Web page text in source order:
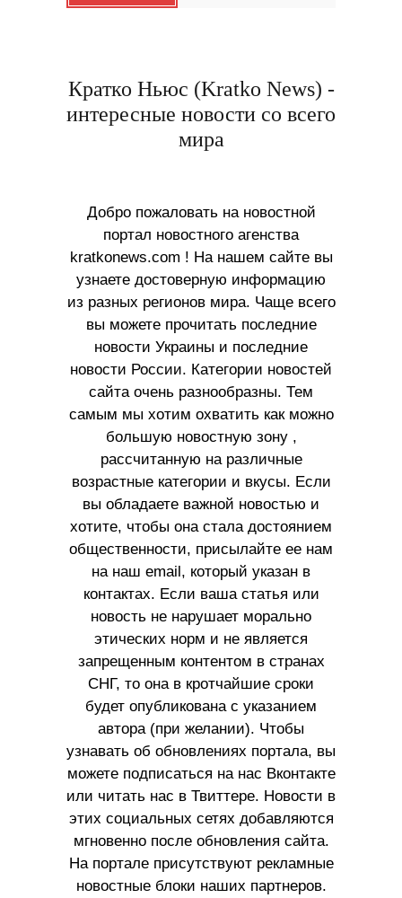
Кратко Ньюс (Kratko News) -
интересные новости со всего
мира
Добро пожаловать на новостной
портал новостного агенства
kratkonews.com ! На нашем сайте вы
узнаете достоверную информацию
из разных регионов мира. Чаще всего
вы можете прочитать последние
новости Украины и последние
новости России. Категории новостей
сайта очень разнообразны. Тем
самым мы хотим охватить как можно
большую новостную зону ,
рассчитанную на различные
возрастные категории и вкусы. Если
вы обладаете важной новостью и
хотите, чтобы она стала достоянием
общественности, присылайте ее нам
на наш email, который указан в
контактах. Если ваша статья или
новость не нарушает морально
этических норм и не является
запрещенным контентом в странах
СНГ, то она в кротчайшие сроки
будет опубликована с указанием
автора (при желании). Чтобы
узнавать об обновлениях портала, вы
можете подписаться на нас Вконтакте
или читать нас в Твиттере. Новости в
этих социальных сетях добавляются
мгновенно после обновления сайта.
На портале присутствуют рекламные
новостные блоки наших партнеров.